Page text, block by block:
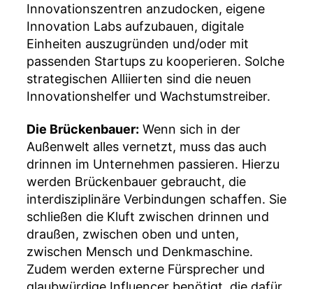
Innovationszentren anzudocken, eigene
Innovation Labs aufzubauen, digitale
Einheiten auszugründen und/oder mit
passenden Startups zu kooperieren. Solche
strategischen Alliierten sind die neuen
Innovationshelfer und Wachstumstreiber.
Die Brückenbauer: Wenn sich in der
Außenwelt alles vernetzt, muss das auch
drinnen im Unternehmen passieren. Hierzu
werden Brückenbauer gebraucht, die
interdisziplinäre Verbindungen schaffen. Sie
schließen die Kluft zwischen drinnen und
draußen, zwischen oben und unten,
zwischen Mensch und Denkmaschine.
Zudem werden externe Fürsprecher und